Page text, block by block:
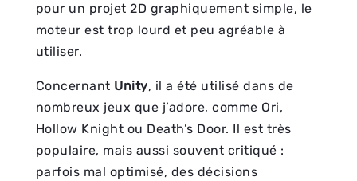
pour un projet 2D graphiquement simple, le
moteur est trop lourd et peu agréable à
utiliser.
Concernant Unity, il a été utilisé dans de
nombreux jeux que j’adore, comme Ori,
Hollow Knight ou Death’s Door. Il est très
populaire, mais aussi souvent critiqué :
parfois mal optimisé, des décisions